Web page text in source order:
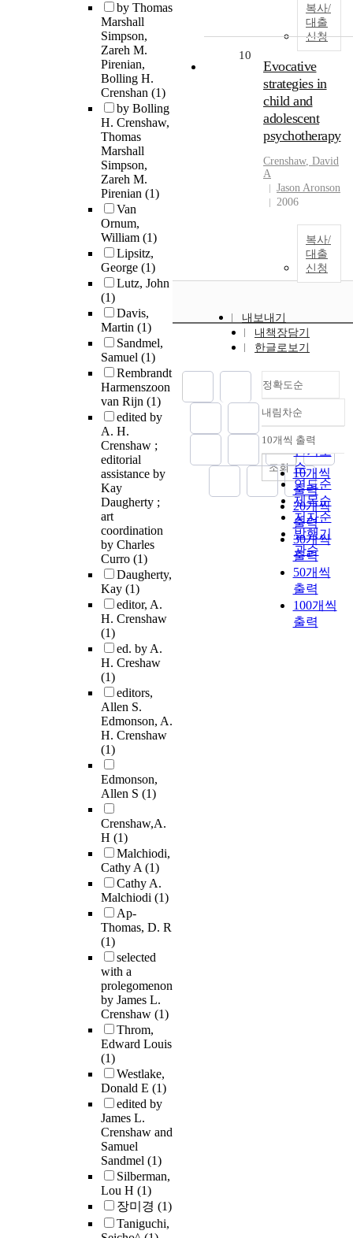
by Thomas
Marshall
Simpson,
Zareh M.
Pirenian,
Bolling H.
Crenshan (1)
by Bolling
H. Crenshaw,
Thomas
Marshall
Simpson,
Zareh M.
Pirenian (1)
Van
Ornum,
William (1)
Lipsitz,
George (1)
Lutz, John
(1)
Davis,
Martin (1)
Sandmel,
Samuel (1)
Rembrandt
Harmenszoon
van Rijn (1)
edited by
A. H.
Crenshaw ;
editorial
assistance by
Kay
Daugherty ;
art
coordination
by Charles
Curro (1)
Daugherty,
Kay (1)
editor, A.
H. Crenshaw
(1)
ed. by A.
H. Creshaw
(1)
editors,
Allen S.
Edmonson, A.
H. Crenshaw
(1)
Edmonson,
Allen S (1)
Crenshaw,A.
H (1)
Malchiodi,
Cathy A(1)
Cathy A.
Malchiodi (1)
Ap-
Thomas, D. R
(1)
selected
with a
prolegomenon
by James L.
Crenshaw (1)
Throm,
Edward Louis
(1)
Westlake,
Donald E (1)
edited by
James L.
Crenshaw and
Samuel
Sandmel (1)
Silberman,
Lou H (1)
장미경 (1)
Taniguchi,
복사/
대출
신청
10
Evocative
strategies in
child and
adolescent
psychotherapy
Crenshaw, David
A
Jason Aronson
2006
복사/
대출
신청
내보내기
내책장담기
한글로보기
정확도순
정확도
순
인기도
순
연도순
제목순
저자순
발행기
관순
내림차순
내림차순
10개씩 출력
10개씩
출력
20개씩
출력
30개씩
출력
50개씩
출력
100개씩
출력
조회